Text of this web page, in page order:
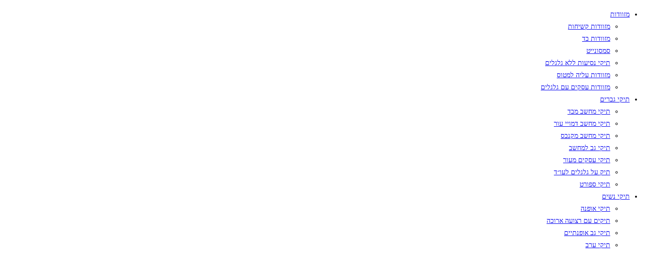
מזוודות
מזוודות קשיחות
מזוודות בד
סמסונייט
תיקי נסיעות ללא גלגלים
מזוודות עליה למטוס
מזוודות עסקים עם גלגלים
תיקי גברים
תיקי מחשב מבד
תיקי מחשב דמויי עור
תיקי מחשב מקנבס
תיקי גב למחשב
תיקי עסקים מעור
תיק על גלגלים לעו״ד
תיקי ספורט
תיקי נשים
תיקי אופנה
תיקים עם רצועה ארוכה
תיקי גב אופנתיים
תיקי ערב